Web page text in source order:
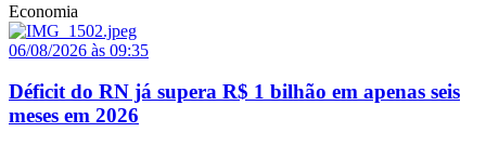
Economia
06/08/2026 às 09:35
Déficit do RN já supera R$ 1 bilhão em apenas seis
meses em 2026